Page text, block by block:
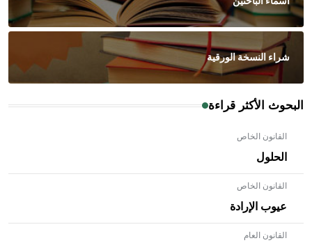
شراء النسخة الورقية
البحوث الأكثر قراءة
القانون الخاص
الحلول
القانون الخاص
عيوب الإرادة
القانون العام